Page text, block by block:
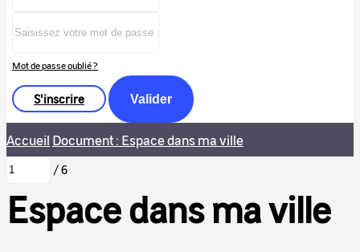
Mot de passe oublié ?
S'inscrire Valider
Accueil Document : Espace dans ma ville
/6
Espace dans ma ville